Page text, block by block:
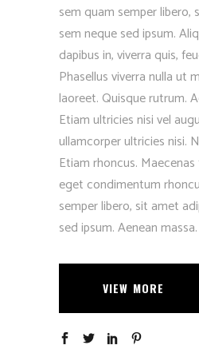
sem quam semper libero,
sem neque sed ipsum.
dapibus in, viverra quis,
Phasellus viverra nulla ut
laoreet. Quisque rutrum.
Etiam ultricies nisi vel
ullamcorper ultricies nisi.
Etiam rhoncus.
eget condimentum
semper libero, sit amet
sed ipsum. Aenean massa.
VIEW MORE